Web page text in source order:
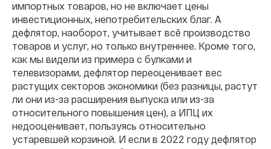
импортных товаров, но не включает цены
инвестиционных, непотребительских благ. А
дефлятор, наоборот, учитывает всё производство
товаров и услуг, но только внутреннее. Кроме того,
как мы видели из примера с булками и
телевизорами, дефлятор переоценивает вес
растущих секторов экономики (без разницы, растут
ли они из-за расширения выпуска или из-за
относительного повышения цен), а ИПЦ их
недооценивает, пользуясь относительно
устаревшей корзиной. И если в 2022 году дефлятор